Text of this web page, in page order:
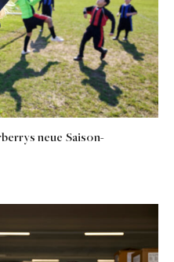
neue Saison-